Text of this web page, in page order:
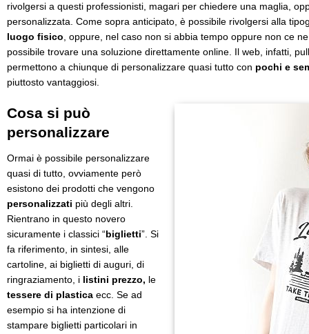
rivolgersi a questi professionisti, magari per chiedere una maglia,
personalizzata. Come sopra anticipato, è possibile rivolgersi alla
luogo fisico , oppure, nel caso non si abbia tempo oppure non ce
possibile trovare una soluzione direttamente online. Il web, infatti,
permettono a chiunque di personalizzare quasi tutto con pochi e
piuttosto vantaggiosi.
Cosa si può
personalizzare
Ormai è possibile personalizzare
quasi di tutto, ovviamente però
esistono dei prodotti che vengono
personalizzati più degli altri.
Rientrano in questo novero
sicuramente i classici “biglietti”. Si
fa riferimento, in sintesi, alle
cartoline, ai biglietti di auguri, di
ringraziamento, i listini prezzo, le
tessere di plastica ecc. Se ad
esempio si ha intenzione di
stampare biglietti particolari in